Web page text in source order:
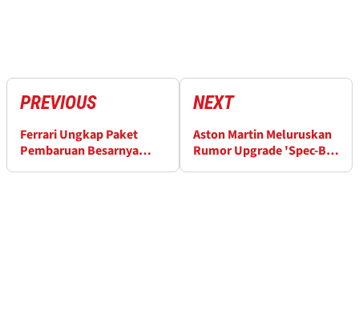
PREVIOUS
Ferrari Ungkap Paket
Pembaruan Besarnya
NEXT
Aston Martin Meluruskan
Rumor Upgrade 'Spec-B'